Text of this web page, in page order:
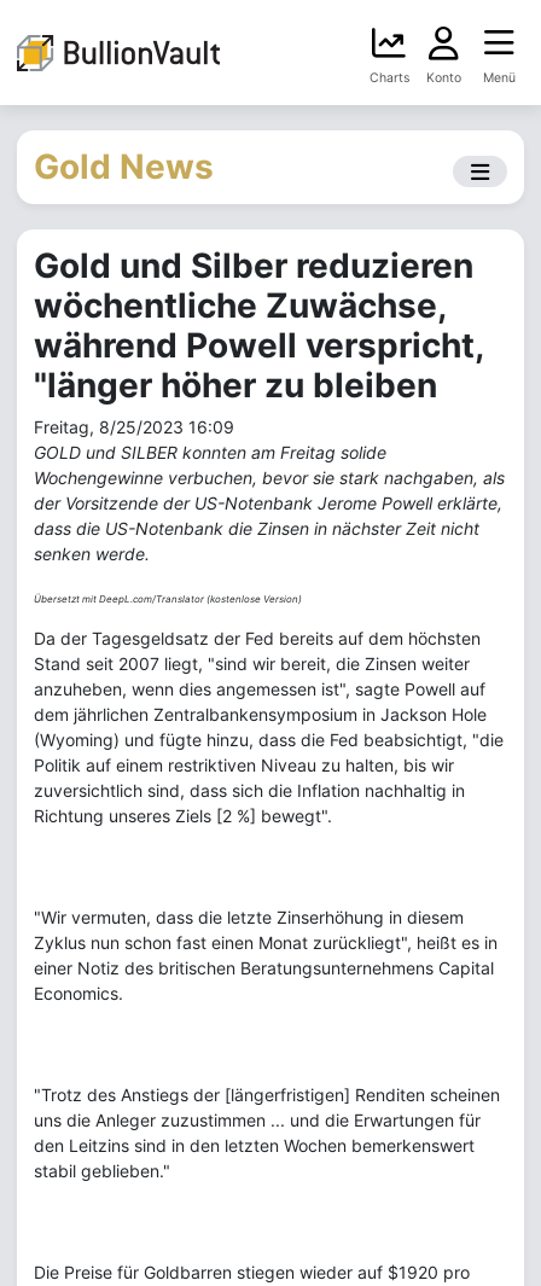
Charts Konto Menü
Gold News
Gold und Silber reduzieren
wöchentliche Zuwächse,
während Powell verspricht,
"länger höher zu bleiben
Freitag, 8/25/2023 16:09
GOLD und SILBER konnten am Freitag solide
Wochengewinne verbuchen, bevor sie stark nachgaben, als
der Vorsitzende der US-Notenbank Jerome Powell erklärte,
dass die US-Notenbank die Zinsen in nächster Zeit nicht
senken werde.
Übersetzt mit DeepL.com/Translator (kostenlose Version)
Da der Tagesgeldsatz der Fed bereits auf dem höchsten
Stand seit 2007 liegt, "sind wir bereit, die Zinsen weiter
anzuheben, wenn dies angemessen ist", sagte Powell auf
dem jährlichen Zentralbankensymposium in Jackson Hole
(Wyoming) und fügte hinzu, dass die Fed beabsichtigt, "die
Politik auf einem restriktiven Niveau zu halten, bis wir
zuversichtlich sind, dass sich die Inflation nachhaltig in
Richtung unseres Ziels [2 %] bewegt".
"Wir vermuten, dass die letzte Zinserhöhung in diesem
Zyklus nun schon fast einen Monat zurückliegt", heißt es in
einer Notiz des britischen Beratungsunternehmens Capital
Economics.
"Trotz des Anstiegs der [längerfristigen] Renditen scheinen
uns die Anleger zuzustimmen ... und die Erwartungen für
den Leitzins sind in den letzten Wochen bemerkenswert
stabil geblieben."
Die Preise für Goldbarren stiegen wieder auf $1920 pro